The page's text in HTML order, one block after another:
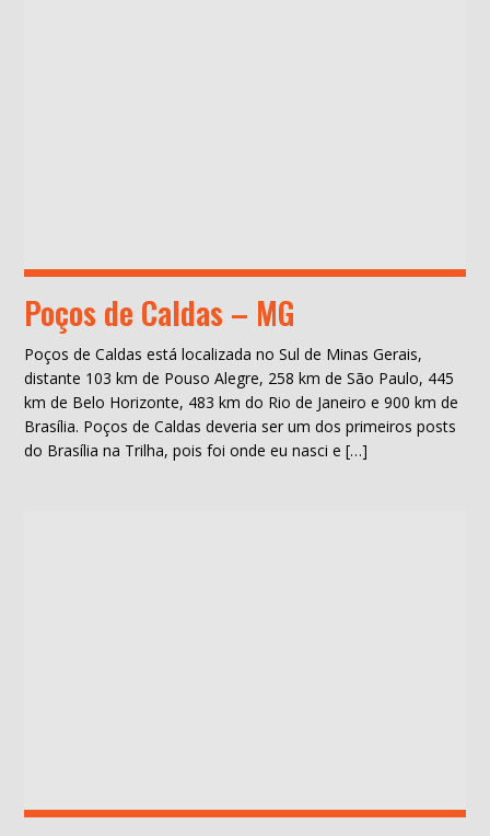
Poços de Caldas – MG
Poços de Caldas está localizada no Sul de Minas Gerais,
distante 103 km de Pouso Alegre, 258 km de São Paulo, 445
km de Belo Horizonte, 483 km do Rio de Janeiro e 900 km de
Brasília. Poços de Caldas deveria ser um dos primeiros posts
do Brasília na Trilha, pois foi onde eu nasci e […]